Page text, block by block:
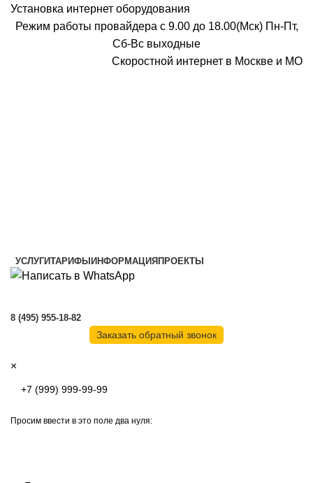
Установка интернет оборудования
Режим работы провайдера с 9.00 до 18.00(Мск) Пн-Пт,
Сб-Вс выходные
Скоростной интернет в Москве и МО
УСЛУГИТАРИФЫИНФОРМАЦИЯПРОЕКТЫ
8 (495) 955-18-82
Заказать обратный звонок
×
Просим ввести в это поле два нуля: